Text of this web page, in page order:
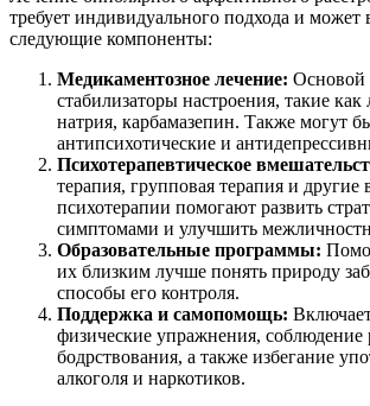
требует индивидуального подхода и может
следующие компоненты:
Медикаментозное лечение: Основой
стабилизаторы настроения, такие как
натрия, карбамазепин. Также могут
антипсихотические и
Психотерапевтическое
терапия, групповая терапия и другие
психотерапии помогают развить
симптомами и улучшить
Образовательные программы:
их близким лучше понять природу
способы его контроля.
Поддержка и самопомощь:
физические упражнения, соблюдение
бодрствования, а также избегание
алкоголя и наркотиков.